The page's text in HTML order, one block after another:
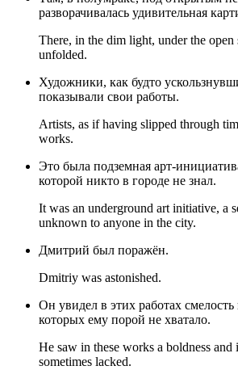
разворачивалась удивительная
There, in the dim light, under the open
unfolded.
Художники, как будто
показывали свои работы.
Artists, as if having slipped through
works.
Это была подземная арт-
которой никто в городе не знал.
It was an underground art initiative, a
unknown to anyone in the city.
Дмитрий был поражён.
Dmitriy was astonished.
Он увидел в этих работах
которых ему порой не хватало.
He saw in these works a boldness and
sometimes lacked.